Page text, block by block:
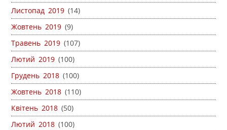
Листопад 2019 (14)
Жовтень 2019 (9)
Травень 2019 (107)
Лютий 2019 (100)
Грудень 2018 (100)
Жовтень 2018 (110)
Квітень 2018 (50)
Лютий 2018 (100)